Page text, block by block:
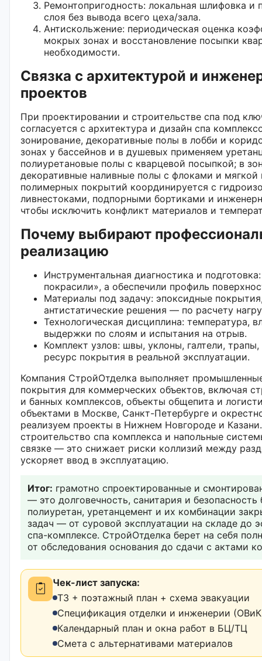
Ремонтопригодность: локальная шлифовка и
слоя без вывода всего цеха/зала.
Антискольжение: периодическая оценка
мокрых зонах и восстановление посыпки
необходимости.
Связка с архитектурой и
проектов
При проектировании и строительстве спа под
согласуется с архитектура и дизайн спа
зонирование, декоративные полы в лобби и
зонах у бассейнов и в душевых применяем
полиуретановые полы с кварцевой посыпкой; в
декоративные наливные полы с флоками и
полимерных покрытий координируется с
ливнестоками, подпорными бортиками и
чтобы исключить конфликт материалов и
Почему выбирают
реализацию
Инструментальная диагностика и
покрасили», а обеспечили профиль
Материалы под задачу: эпоксидные
антистатические решения — по расчету
Технологическая дисциплина: температура,
выдержки по слоям и испытания на отрыв.
Комплект узлов: швы, уклоны, галтели,
ресурс покрытия в реальной эксплуатации.
Компания СтройОтделка выполняет
покрытия для коммерческих объектов, включая
и банных комплексов, объекты общепита и
объектами в Москве, Санкт-Петербурге и
реализуем проекты в Нижнем Новгороде и Казани.
строительство спа комплекса и напольные
связке — это снижает риски коллизий между
ускоряет ввод в эксплуатацию.
Итог: грамотно спроектированные и
— это долговечность, санитария и безопасность
полиуретан, уретанцемент и их комбинации
задач — от суровой эксплуатации на складе до
спа-комплексе. СтройОтделка берет на себя
от обследования основания до сдачи с актами
Чек-лист запуска:
ТЗ + поэтажный план + схема эвакуации
Спецификация отделки и инженерии
Календарный план и окна работ в БЦ/ТЦ
Смета с альтернативами материалов